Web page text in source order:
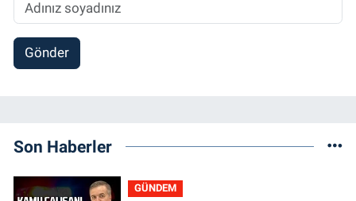
Gönder
Son Haberler
GÜNDEM